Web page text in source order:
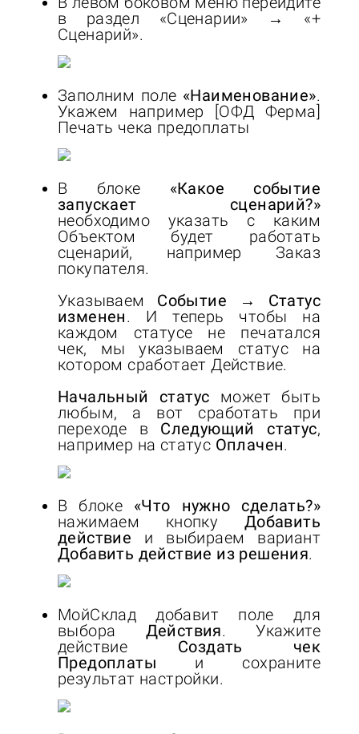
в раздел «Сценарии» → «+
Сценарий».
Заполним поле «Наименование».
Укажем например [ОФД Ферма]
Печать чека предоплаты
В блоке «Какое событие
запускает сценарий?»
необходимо указать с каким
Объектом будет работать
сценарий, например Заказ
покупателя.
Указываем Событие → Статус
изменен. И теперь чтобы на
каждом статусе не печатался
чек, мы указываем статус на
котором сработает Действие.
Начальный статус может быть
любым, а вот сработать при
переходе в Следующий статус,
например на статус Оплачен.
В блоке «Что нужно сделать?»
нажимаем кнопку Добавить
действие и выбираем вариант
Добавить действие из решения.
МойСклад добавит поле для
выбора Действия. Укажите
действие Создать чек
Предоплаты и сохраните
результат настройки.